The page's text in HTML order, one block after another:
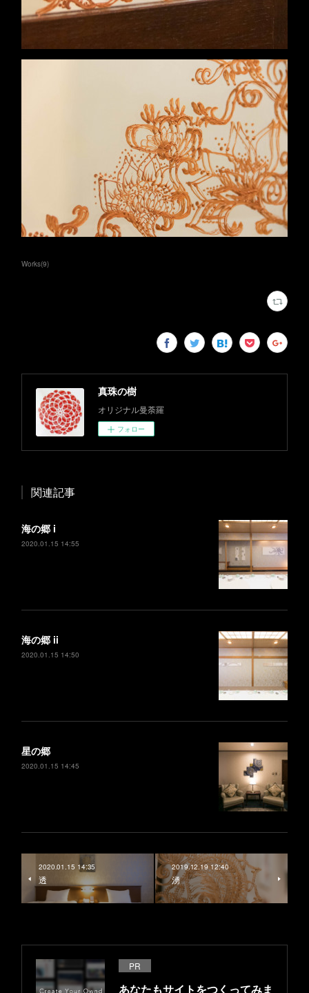
Works(9)
真珠の樹
オリジナル曼荼羅
フォロー
関連記事
海の郷 i
2020.01.15 14:55
海の郷 ii
2020.01.15 14:50
星の郷
2020.01.15 14:45
2020.01.15 14:35
透
2019.12.19 12:40
湧
PR
あなたもサイトをつくってみま